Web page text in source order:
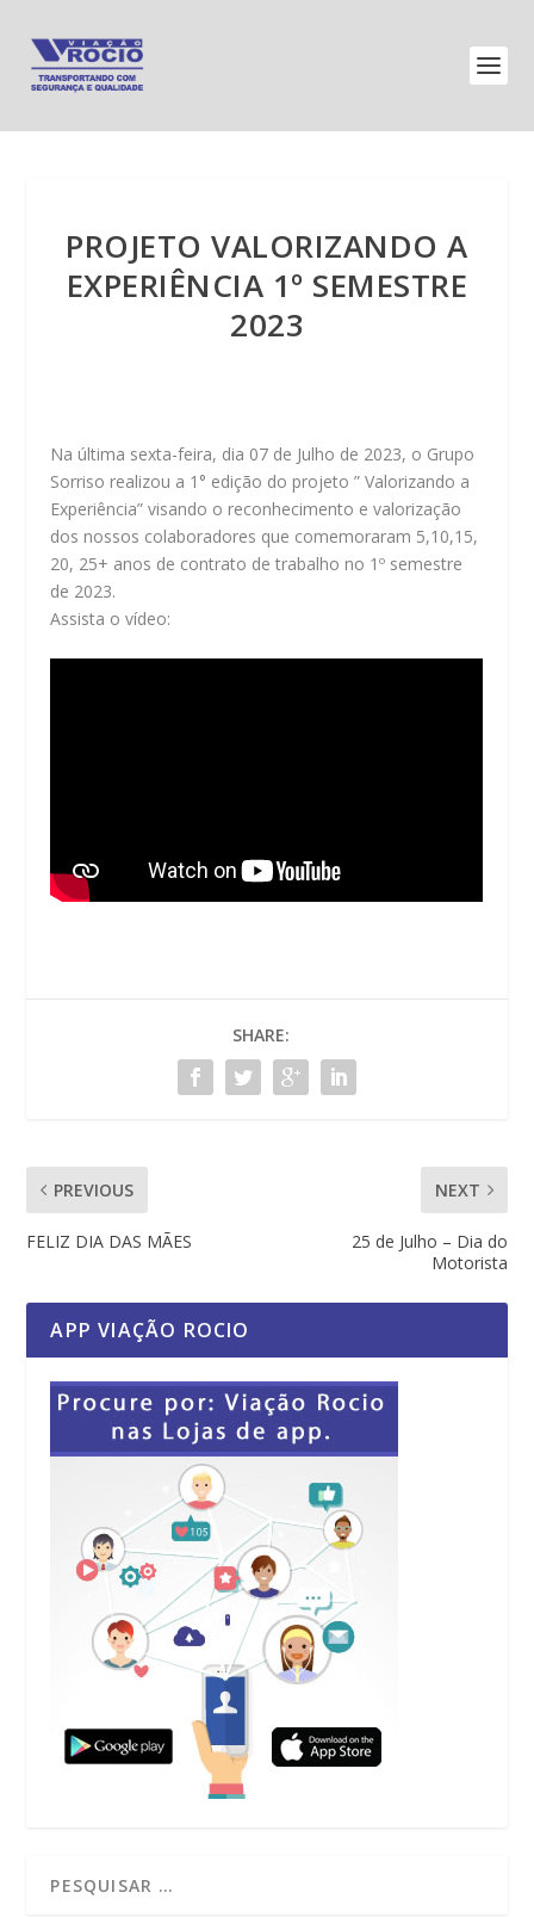
PROJETO VALORIZANDO A
EXPERIÊNCIA 1º SEMESTRE
2023
Na última sexta-feira, dia 07 de Julho de 2023, o Grupo
Sorriso realizou a 1° edição do projeto ” Valorizando a
Experiência” visando o reconhecimento e valorização
dos nossos colaboradores que comemoraram 5,10,15,
20, 25+ anos de contrato de trabalho no 1º semestre
de 2023.
Assista o vídeo:
SHARE:
PREVIOUS
FELIZ DIA DAS MÃES
NEXT
25 de Julho – Dia do
Motorista
APP VIAÇÃO ROCIO